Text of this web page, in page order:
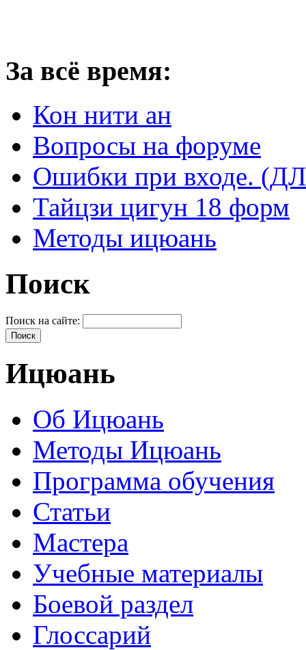
За всё время:
Кон нити ан
Вопросы на форуме
Ошибки при входе.
Тайцзи цигун 18 форм
Методы ицюань
Поиск
Поиск на сайте:
Ицюань
Об Ицюань
Методы Ицюань
Программа обучения
Статьи
Мастера
Учебные материалы
Боевой раздел
Глоссарий